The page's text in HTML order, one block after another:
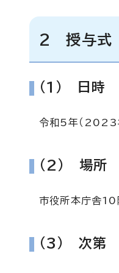
2 授与式
(1) 日時
令和5年（2023
(2) 場所
市役所本庁舎
(3) 次第